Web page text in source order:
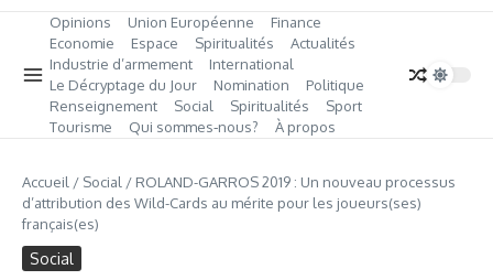
Opinions Union Européenne
Finance
Economie
Espace Spiritualités
Actualités
Industrie d’armement
International
Le Décryptage du Jour
Nomination
Politique
Renseignement
Social Spiritualités
Sport
Tourisme
Qui sommes‑nous? À propos
Accueil / Social / ROLAND-GARROS 2019 : Un nouveau processus
d’attribution des Wild-Cards au mérite pour les joueurs(ses)
français(es)
Social